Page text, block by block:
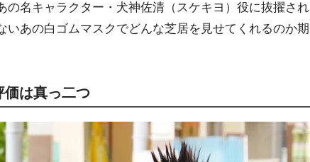
の名キャラクター・犬神佐清（スケキヨ）役に抜擢され
いあの白ゴムマスクでどんな芝居を見せてくれるのか期
価は真っ二つ